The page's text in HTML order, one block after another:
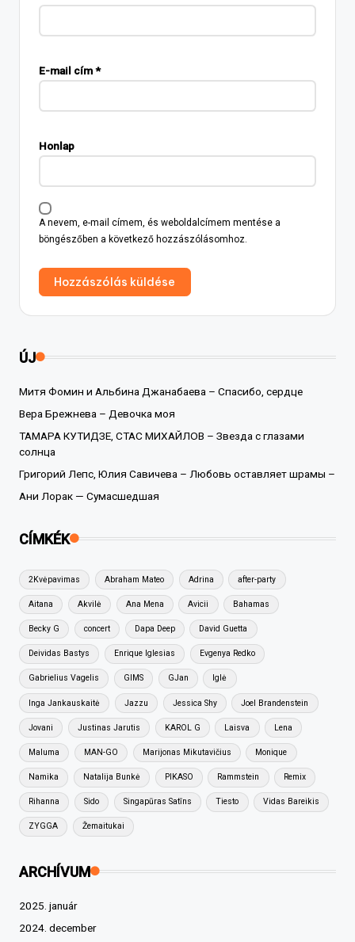
E-mail cím*
Honlap
A nevem, e-mail címem, és weboldalcímem mentése a
böngészőben a következő hozzászólásomhoz.
ÚJ
Митя Фомин и Альбина Джанабаева – Спасибо, сердце
Вера Брежнева – Девочка моя
ТАМАРА КУТИДЗЕ, СТАС МИХАЙЛОВ – Звезда с глазами
солнца
Григорий Лепс, Юлия Савичева – Любовь оставляет шрамы –
Ани Лорак — Сумасшедшая
CÍMKÉK
2Kvėpavimas Abraham Mateo Adrina after-party
Aitana Akvilė Ana Mena Avicii Bahamas
Becky G concert Dapa Deep David Guetta
Deividas Bastys Enrique Iglesias Evgenya Redko
Gabrielius Vagelis GIMS GJan Iglė
Inga Jankauskaitė Jazzu Jessica Shy Joel Brandenstein
Jovani Justinas Jarutis KAROL G Laisva Lena
Maluma MAN-GO Marijonas Mikutavičius Monique
Namika Natalija Bunkė PIKASO Rammstein Remix
Rihanna Sido Singapūras Satīns Tiesto Vidas Bareikis
ZYGGA Žemaitukai
ARCHÍVUM
2025. január
2024. december